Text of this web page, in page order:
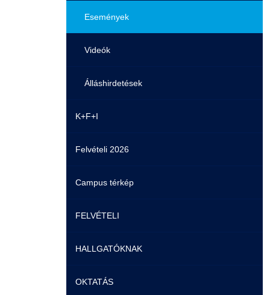
Események
Videók
Álláshirdetések
K+F+I
Felvételi 2026
Campus térkép
FELVÉTELI
Pontozási rendszer szabályai
Felvetteknek
HALLGATÓKNAK
Képzéseink
OKTATÁS